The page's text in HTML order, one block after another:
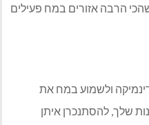
הרבה אזורים במח פעילים
ולשמוע במח את
שלך, להסתנכרן איתן